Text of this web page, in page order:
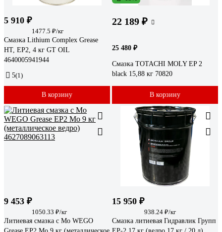
5 910 ₽
1477.5 ₽/кг
Смазка Lithium Complex Grease
HT, EP2, 4 кг GT OIL
4640005941944
5(1)
В корзину
22 189 ₽
25 480 ₽
Смазка TOTACHI MOLY EP 2
black 15,88 кг 70820
В корзину
9 453 ₽
1050.33 ₽/кг
Литиевая смазка с Мо WEGO
15 950 ₽
938.24 ₽/кг
Смазка литиевая Гидравлик Групп